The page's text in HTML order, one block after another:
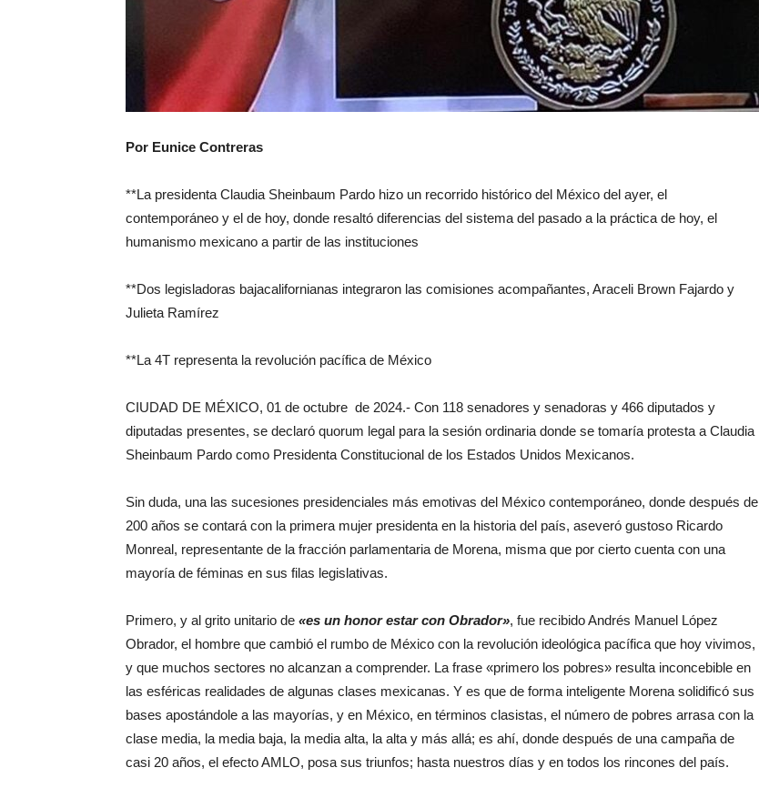
Por Eunice Contreras
**La presidenta Claudia Sheinbaum Pardo hizo un recorrido histórico del México del ayer, el
contemporáneo y el de hoy, donde resaltó diferencias del sistema del pasado a la práctica de hoy, el
humanismo mexicano a partir de las instituciones
**Dos legisladoras bajacalifornianas integraron las comisiones acompañantes, Araceli Brown Fajardo y
Julieta Ramírez
**La 4T representa la revolución pacífica de México
CIUDAD DE MÉXICO, 01 de octubre de 2024.- Con 118 senadores y senadoras y 466 diputados y
diputadas presentes, se declaró quorum legal para la sesión ordinaria donde se tomaría protesta a Claudia
Sheinbaum Pardo como Presidenta Constitucional de los Estados Unidos Mexicanos.
Sin duda, una las sucesiones presidenciales más emotivas del México contemporáneo, donde después de
200 años se contará con la primera mujer presidenta en la historia del país, aseveró gustoso Ricardo
Monreal, representante de la fracción parlamentaria de Morena, misma que por cierto cuenta con una
mayoría de féminas en sus filas legislativas.
Primero, y al grito unitario de «es un honor estar con Obrador», fue recibido Andrés Manuel López
Obrador, el hombre que cambió el rumbo de México con la revolución ideológica pacífica que hoy vivimos,
y que muchos sectores no alcanzan a comprender. La frase «primero los pobres» resulta inconcebible en
las esféricas realidades de algunas clases mexicanas. Y es que de forma inteligente Morena solidificó sus
bases apostándole a las mayorías, y en México, en términos clasistas, el número de pobres arrasa con la
clase media, la media baja, la media alta, la alta y más allá; es ahí, donde después de una campaña de
casi 20 años, el efecto AMLO, posa sus triunfos; hasta nuestros días y en todos los rincones del país.